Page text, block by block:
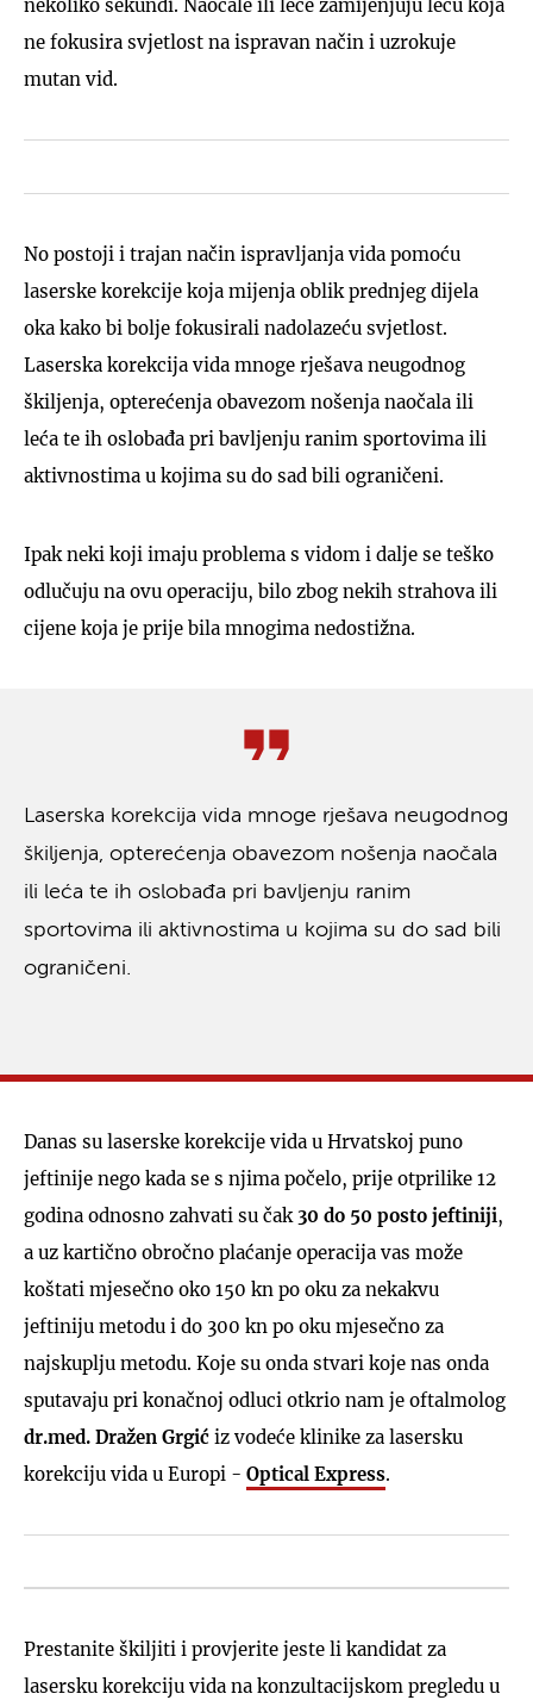
nekoliko sekundi. Naočale ili leće zamijenjuju leću koja
ne fokusira svjetlost na ispravan način i uzrokuje
mutan vid.
No postoji i trajan način ispravljanja vida pomoću
laserske korekcije koja mijenja oblik prednjeg dijela
oka kako bi bolje fokusirali nadolazeću svjetlost.
Laserska korekcija vida mnoge rješava neugodnog
škiljenja, opterećenja obavezom nošenja naočala ili
leća te ih oslobađa pri bavljenju ranim sportovima ili
aktivnostima u kojima su do sad bili ograničeni.
Ipak neki koji imaju problema s vidom i dalje se teško
odlučuju na ovu operaciju, bilo zbog nekih strahova ili
cijene koja je prije bila mnogima nedostižna.
Laserska korekcija vida mnoge rješava neugodnog
škiljenja, opterećenja obavezom nošenja naočala
ili leća te ih oslobađa pri bavljenju ranim
sportovima ili aktivnostima u kojima su do sad bili
ograničeni.
Danas su laserske korekcije vida u Hrvatskoj puno
jeftinije nego kada se s njima počelo, prije otprilike 12
godina odnosno zahvati su čak 30 do 50 posto jeftiniji,
a uz kartično obročno plaćanje operacija vas može
koštati mjesečno oko 150 kn po oku za nekakvu
jeftiniju metodu i do 300 kn po oku mjesečno za
najskuplju metodu. Koje su onda stvari koje nas onda
sputavaju pri konačnoj odluci otkrio nam je oftalmolog
dr.med. Dražen Grgić iz vodeće klinike za lasersku
korekciju vida u Europi - Optical Express.
Prestanite škiljiti i provjerite jeste li kandidat za
lasersku korekciju vida na konzultacijskom pregledu u